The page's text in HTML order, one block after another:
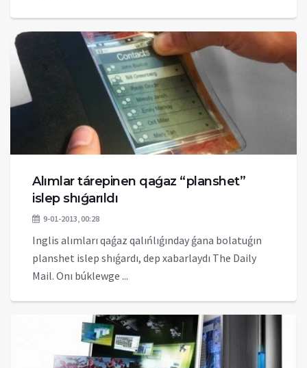
Alımlar tárepinen qaǵaz “planshet”
islep shıǵarıldı
9-01-2013, 00:28
Inglis alımları qaǵaz qalıńlıǵınday ǵana bolatuǵın
planshet islep shıǵardı, dep xabarlaydı The Daily
Mail. Onı búklewge ...